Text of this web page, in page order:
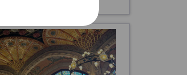
・24・30
・28・29
・22
・23